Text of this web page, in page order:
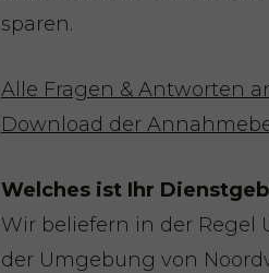
sparen.
Alle Fragen & Antworten
Download der
Welches ist Ihr
Wir beliefern in der Regel
der Umgebung von